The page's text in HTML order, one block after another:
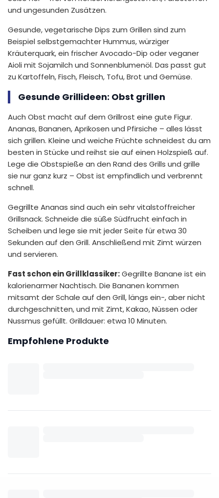
und ungesunden Zusätzen.
Gesunde, vegetarische Dips zum Grillen sind zum
Beispiel selbstgemachter Hummus, würziger
Kräuterquark, ein frischer Avocado-Dip oder veganer
Aioli mit Sojamilch und Sonnenblumenöl. Das passt gut
zu Kartoffeln, Fisch, Fleisch, Tofu, Brot und Gemüse.
Gesunde Grillideen: Obst grillen
Auch Obst macht auf dem Grillrost eine gute Figur.
Ananas, Bananen, Aprikosen und Pfirsiche – alles lässt
sich grillen. Kleine und weiche Früchte schneidest du am
besten in Stücke und reihst sie auf einen Holzspieß auf.
Lege die Obstspieße an den Rand des Grills und grille
sie nur ganz kurz – Obst ist empfindlich und verbrennt
schnell.
Gegrillte Ananas sind auch ein sehr vitalstoffreicher
Grillsnack. Schneide die süße Südfrucht einfach in
Scheiben und lege sie mit jeder Seite für etwa 30
Sekunden auf den Grill. Anschließend mit Zimt würzen
und servieren.
Fast schon ein Grillklassiker:Gegrillte Banane ist ein
kalorienarmer Nachtisch. Die Bananen kommen
mitsamt der Schale auf den Grill, längs ein-, aber nicht
durchgeschnitten, und mit Zimt, Kakao, Nüssen oder
Nussmus gefüllt. Grilldauer: etwa 10 Minuten.
Empfohlene Produkte